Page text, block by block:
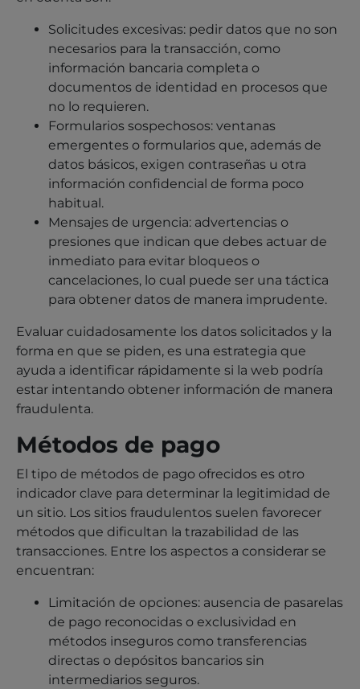
Solicitudes excesivas: pedir datos que no son
necesarios para la transacción, como
información bancaria completa o
documentos de identidad en procesos que
no lo requieren.
Formularios sospechosos: ventanas
emergentes o formularios que, además de
datos básicos, exigen contraseñas u otra
información confidencial de forma poco
habitual.
Mensajes de urgencia: advertencias o
presiones que indican que debes actuar de
inmediato para evitar bloqueos o
cancelaciones, lo cual puede ser una táctica
para obtener datos de manera imprudente.
Evaluar cuidadosamente los datos solicitados y la
forma en que se piden, es una estrategia que
ayuda a identificar rápidamente si la web podría
estar intentando obtener información de manera
fraudulenta.
Métodos de pago
El tipo de métodos de pago ofrecidos es otro
indicador clave para determinar la legitimidad de
un sitio. Los sitios fraudulentos suelen favorecer
métodos que dificultan la trazabilidad de las
transacciones. Entre los aspectos a considerar se
encuentran:
Limitación de opciones: ausencia de pasarelas
de pago reconocidas o exclusividad en
métodos inseguros como transferencias
directas o depósitos bancarios sin
intermediarios seguros.